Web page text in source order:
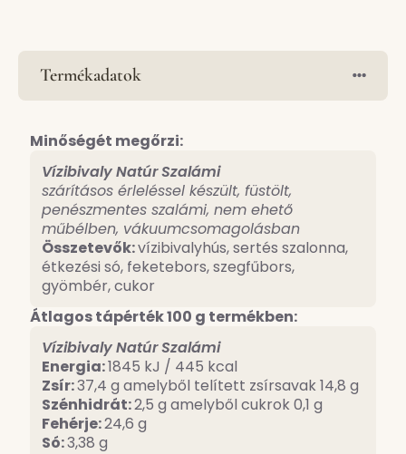
Termékadatok
Minőségét megőrzi:
Vízibivaly Natúr Szalámi
szárításos érleléssel készült, füstölt,
penészmentes szalámi, nem ehető
műbélben, vákuumcsomagolásban
Összetevők:vízibivalyhús, sertés szalonna,
étkezési só, feketebors, szegfűbors,
gyömbér, cukor
Átlagos tápérték 100 g termékben:
Vízibivaly Natúr Szalámi
Energia:1845 kJ / 445 kcal
Zsír:37,4 g amelyből telített zsírsavak 14,8 g
Szénhidrát:2,5 g amelyből cukrok 0,1 g
Fehérje:24,6 g
Só:3,38 g